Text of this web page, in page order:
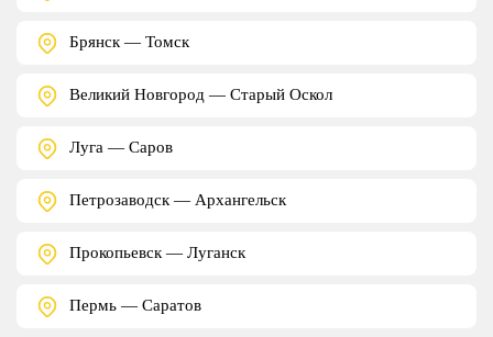
Брянск — Томск
Великий Новгород — Старый Оскол
Луга — Саров
Петрозаводск — Архангельск
Прокопьевск — Луганск
Пермь — Саратов